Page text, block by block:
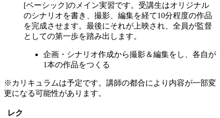
[ベーシック]のメイン実習です。受講生はオリジナル
のシナリオを書き、撮影、編集を経て10分程度の作品
を完成させます。最後にそれが上映され、全員が監督
としての第一歩を踏み出します。
企画・シナリオ作成から撮影＆編集をし、各自が
1本の作品をつくる
※カリキュラムは予定です。講師の都合により内容が一部変
更になる可能性があります。
レク